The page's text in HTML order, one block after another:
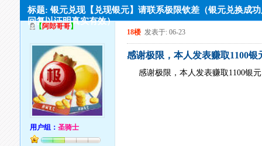
标题: 银元兑现【兑现银元】请联系极限钦差（银元兑换成
回复以证明真实有效）
【阿郎哥哥】
用户组：圣骑士
18楼 发表于: 06-23
感谢极限，本人发表赚取1100
感谢极限，本人发表赚取1100银